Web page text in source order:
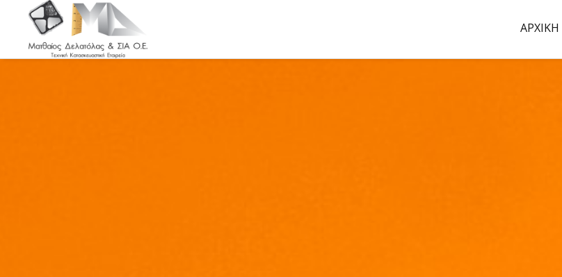
ΑΡΧΙΚΗ